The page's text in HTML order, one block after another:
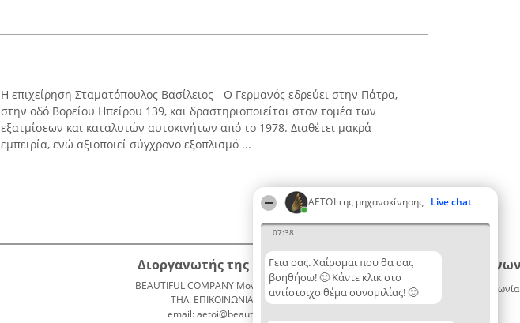
ΑΕΤΟΊ της μηχανοκίνησης Live chat
07:38
Γεια σας. Χαίρομαι που θα σας
βοηθήσω! 🙂 Κάντε κλικ στο
αντίστοιχο θέμα συνομιλίας! 🙂
Η επιχείρηση Σταματόπουλος Βασίλειος - Ο Γερμανός εδρεύει στην Πάτρα,
στην οδό Βορείου Ηπείρου 139, και δραστηριοποιείται στον τομέα των
εξατμίσεων και καταλυτών αυτοκινήτων από το 1978. Διαθέτει μακρά
εμπειρία, ενώ αξιοποιεί σύγχρονο εξοπλισμό ...
Διοργανωτής της κατάταξης
BEAUTIFUL COMPANY Μονοπρόσωπη ΙΚΕ
ΤΗΛ. ΕΠΙΚΟΙΝΩΝΙΑΣ: 2104128019
email: aetoi@beautifulcompany.co
Κατάταξη
Διακριθέντες
Λίστα
Επικοινωνία